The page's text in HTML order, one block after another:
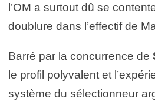
l’OM a surtout dû se
doublure dans l’effectif de
Barré par la concurrence de
le profil polyvalent et
système du sélectionneur